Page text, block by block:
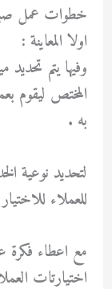
خطوات عمل
اولا المعاينة :
وفيها يتم
المختص ليقوم
به .
لتحديد نوعية
للعملاء
مع اعطاء فكرة
اختيارتات